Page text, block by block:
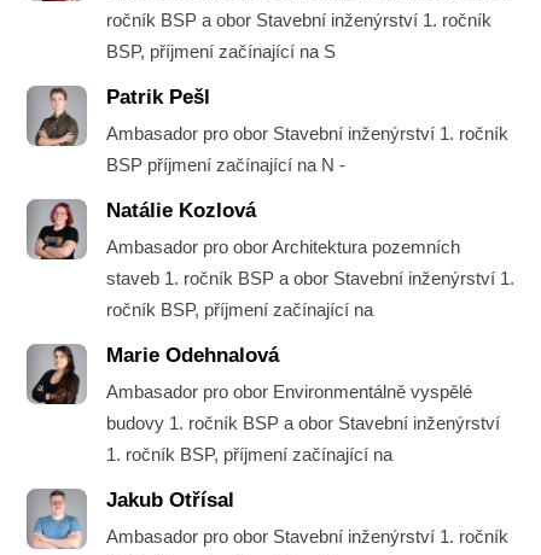
ročník BSP a obor Stavební inženýrství 1. ročník
BSP, příjmení začínající na S
Patrik Pešl
Ambasador pro obor Stavební inženýrství 1. ročník
BSP příjmení začínající na N -
Natálie Kozlová
Ambasador pro obor Architektura pozemních
staveb 1. ročník BSP a obor Stavební inženýrství 1.
ročník BSP, příjmení začínající na
Marie Odehnalová
Ambasador pro obor Environmentálně vyspělé
budovy 1. ročník BSP a obor Stavební inženýrství
1. ročník BSP, příjmení začínající na
Jakub Otřísal
Ambasador pro obor Stavební inženýrství 1. ročník